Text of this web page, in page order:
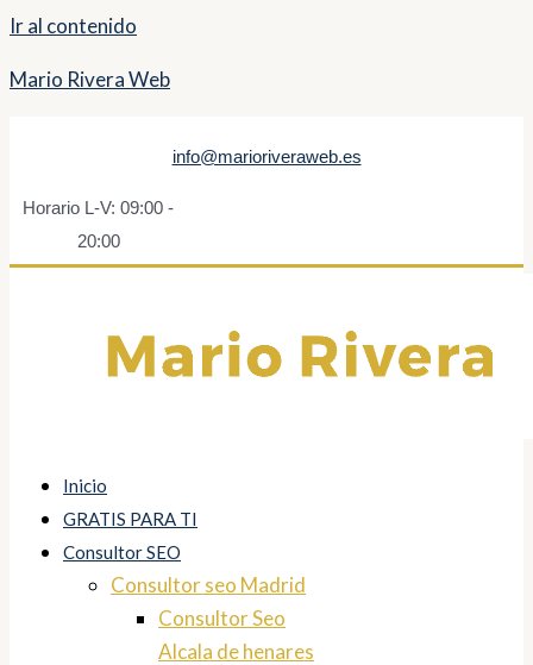
Ir al contenido
Mario Rivera Web
info@marioriveraweb.es
Horario L-V: 09:00 -
20:00
Inicio
GRATIS PARA TI
Consultor SEO
Consultor seo Madrid
Consultor Seo
Alcala de henares